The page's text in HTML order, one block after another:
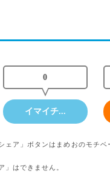
0
イマイチ...
ア」ボタンはまめおのモチベ
」はできません。